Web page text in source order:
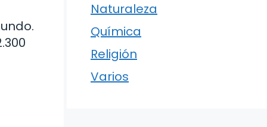
Naturaleza
Química
Religión
Varios